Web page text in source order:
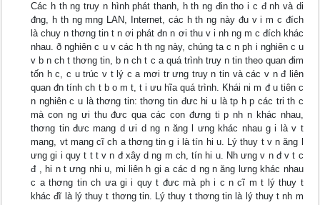
Các h th ng truy n hình phát thanh, h th ng đin tho i c đ nh và di
đng, h th ng mng LAN, Internet, các h th ng này đu v i m c đích
là chuy n thơng tin t n ơi phát đn n ơi thu v i nh ng m c đích khác
nhau. ð nghiên c u v các h th ng này, chúng ta c n ph i nghiên c u
v b n ch t thơng tin, b n ch t c a quá trình truy n tin theo quan đim
tốn h c, c u trúc v t lý c a mơi tr ưng truy n tin và các v n đ liên
quan đn tính ch t b o m t, t i ưu hĩa quá trình. Khái ni m đ u tiên c
n nghiên c u là thơng tin: thơng tin đưc hi u là tp h p các tri th c
mà con ng ưi thu đưc qua các con đưng ti p nh n khác nhau,
thơng tin đưc mang d ưi d ng n ăng l ưng khác nhau g i là v t
mang, vt mang cĩ ch a thơng tin g i là tín hi u. Lý thuy t v n ăng l
ưng gi i quy t t t v n đ xây d ng m ch, tín hi u. Nh ưng v n đ v t c
đ , hi n t ưng nhi u, mi liên h gi a các d ng n ăng lưng khác nhau
c a thơng tin ch ưa gi i quy t đưc mà ph i c n cĩ m t lý thuy t
khác đĩ là lý thuy t thơng tin. Lý thuy t thơng tin là lý thuy t nh m